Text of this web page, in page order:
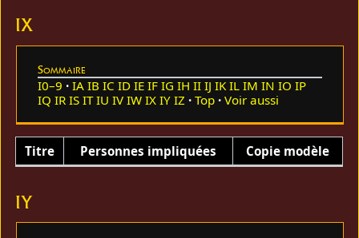
IX
Sommaire
I0–9 IA IB IC ID IE IF IG IH II IJ IK IL IM IN IO IP
IQ IR IS IT IU IV IW IX IY IZ Top Voir aussi
Titre Personnes impliquées Copie modèle
IY